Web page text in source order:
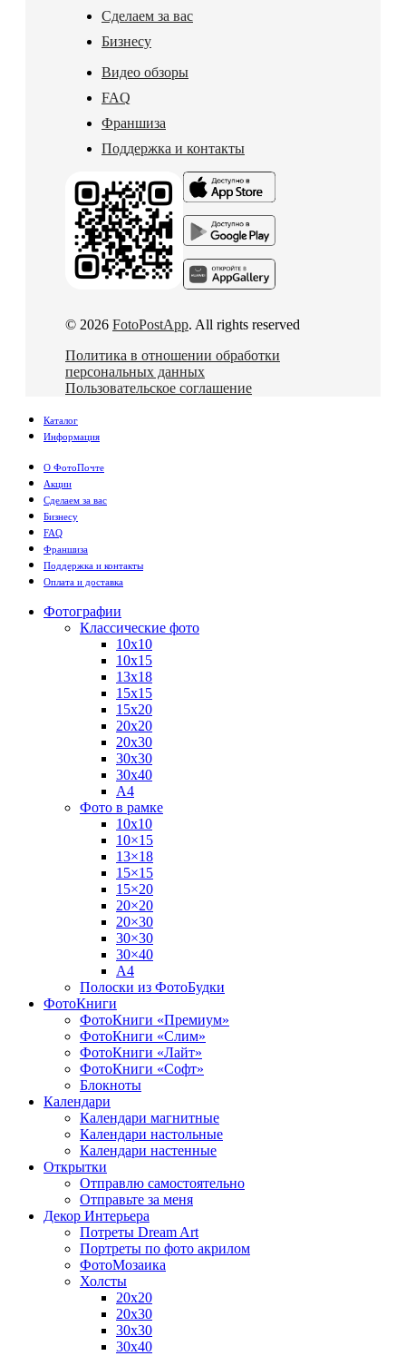
Сделаем за вас
Бизнесу
Видео обзоры
FAQ
Франшиза
Поддержка и контакты
© 2026 FotoPostApp. All rights reserved
Политика в отношении обработки
персональных данных
Пользовательское соглашение
Каталог
Информация
О ФотоПочте
Акции
Сделаем за вас
Бизнесу
FAQ
Франшиза
Поддержка и контакты
Оплата и доставка
Фотографии
Классические фото
10х10
10х15
13х18
15х15
15х20
20х20
20х30
30х30
30х40
А4
Фото в рамке
10х10
10×15
13×18
15×15
15×20
20×20
20×30
30×30
30×40
A4
Полоски из ФотоБудки
ФотоКниги
ФотоКниги «Премиум»
ФотоКниги «Слим»
ФотоКниги «Лайт»
ФотоКниги «Софт»
Блокноты
Календари
Календари магнитные
Календари настольные
Календари настенные
Открытки
Отправлю самостоятельно
Отправьте за меня
Декор Интерьера
Потреты Dream Art
Портреты по фото акрилом
ФотоМозаика
Холсты
20х20
20х30
30х30
30х40